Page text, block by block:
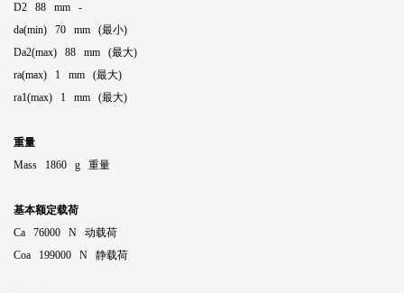
D2 88 mm -
da(min) 70 mm (最小)
Da2(max) 88 mm (最大)
ra(max) 1 mm (最大)
ra1(max) 1 mm (最大)
重量
Mass 1860 g 重量
基本额定载荷
Ca 76000 N 动载荷
Coa 199000 N 静载荷